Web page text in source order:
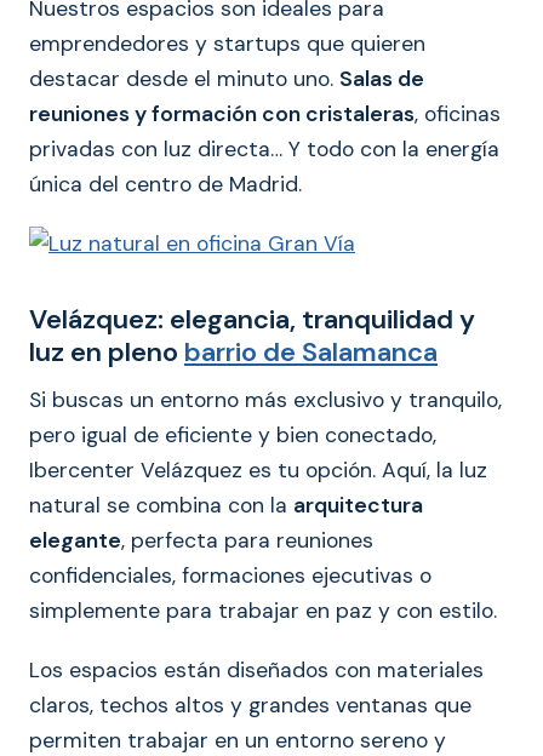
Nuestros espacios son ideales para
emprendedores y startups que quieren
destacar desde el minuto uno. Salas de
reuniones y formación con cristaleras, oficinas
privadas con luz directa… Y todo con la energía
única del centro de Madrid.
Velázquez: elegancia, tranquilidad y
luz en pleno barrio de Salamanca
Si buscas un entorno más exclusivo y tranquilo,
pero igual de eficiente y bien conectado,
Ibercenter Velázquez es tu opción. Aquí, la luz
natural se combina con la arquitectura
elegante, perfecta para reuniones
confidenciales, formaciones ejecutivas o
simplemente para trabajar en paz y con estilo.
Los espacios están diseñados con materiales
claros, techos altos y grandes ventanas que
permiten trabajar en un entorno sereno y